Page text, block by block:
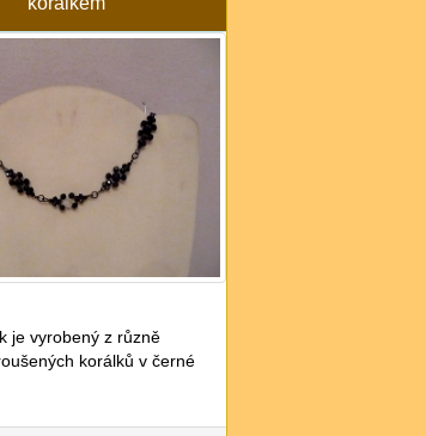
je vyrobený z různě
korálků v černé